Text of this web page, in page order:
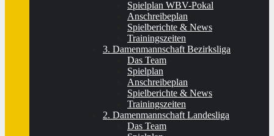
Spielplan WBV-Pokal
Anschreibeplan
Spielberichte & News
Trainingszeiten
3. Damenmannschaft Bezirksliga
Das Team
Spielplan
Anschreibeplan
Spielberichte & News
Trainingszeiten
2. Damenmannschaft Landesliga
Das Team